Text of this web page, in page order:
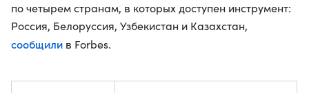
по четырем странам, в которых доступен инструмент:
Россия, Белоруссия, Узбекистан и Казахстан,
сообщили в Forbes.